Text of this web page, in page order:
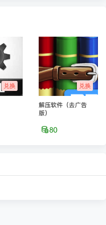
兑换 兑换
解压软件（去广告
版）
80